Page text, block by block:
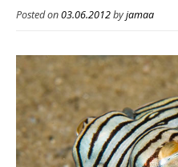
Posted on03.06.2012byjamaa